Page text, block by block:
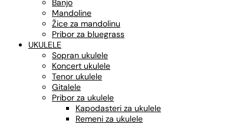
Banjo
Mandoline
Žice za mandolinu
Pribor za bluegrass
UKULELE
Sopran ukulele
Koncert ukulele
Tenor ukulele
Gitalele
Pribor za ukulele
Kapodasteri za ukulele
Remeni za ukulele